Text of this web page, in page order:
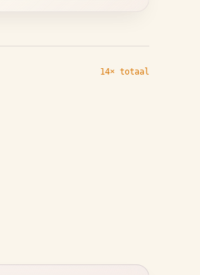
14× totaal